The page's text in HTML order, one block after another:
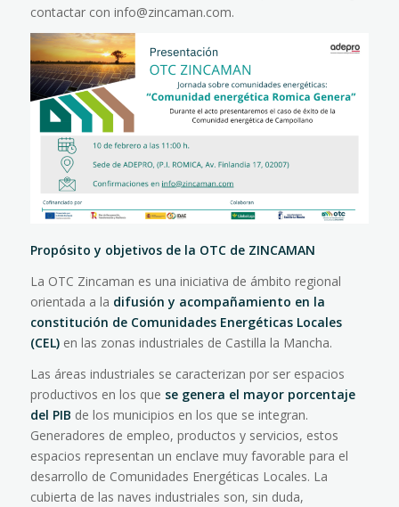
contactar con info@zincaman.com.
Propósito y objetivos de la OTC de ZINCAMAN
La OTC Zincaman es una iniciativa de ámbito regional
orientada a la difusión y acompañamiento en la
constitución de Comunidades Energéticas Locales
(CEL)en las zonas industriales de Castilla la Mancha.
Las áreas industriales se caracterizan por ser espacios
productivos en los que se genera el mayor porcentaje
del PIB de los municipios en los que se integran.
Generadores de empleo, productos y servicios, estos
espacios representan un enclave muy favorable para el
desarrollo de Comunidades Energéticas Locales. La
cubierta de las naves industriales son, sin duda,